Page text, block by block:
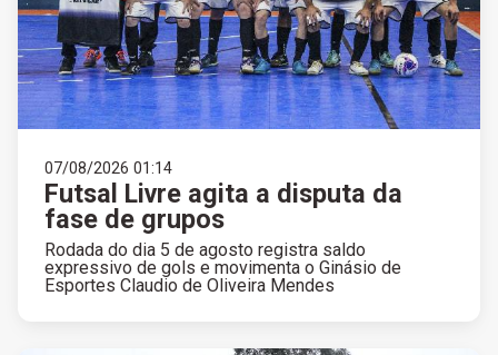
07/08/2026 01:14
Futsal Livre agita a disputa da
fase de grupos
Rodada do dia 5 de agosto registra saldo
expressivo de gols e movimenta o Ginásio de
Esportes Claudio de Oliveira Mendes